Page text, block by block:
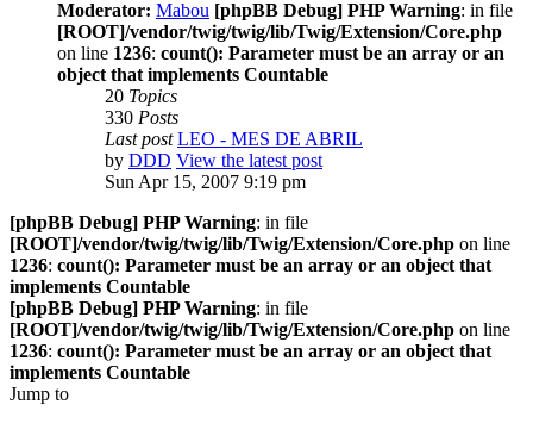
Moderator: Mabou [phpBB Debug] PHP Warning: in file
[ROOT]/vendor/twig/twig/lib/Twig/Extension/Core.php
on line 1236: count(): Parameter must be an array or an
object that implements Countable
20 Topics
330 Posts
Last post LEO - MES DE ABRIL
by DDD View the latest post
Sun Apr 15, 2007 9:19 pm
[phpBB Debug] PHP Warning: in file
[ROOT]/vendor/twig/twig/lib/Twig/Extension/Core.php on line
1236: count(): Parameter must be an array or an object that
implements Countable
[phpBB Debug] PHP Warning: in file
[ROOT]/vendor/twig/twig/lib/Twig/Extension/Core.php on line
1236: count(): Parameter must be an array or an object that
implements Countable
Jump to